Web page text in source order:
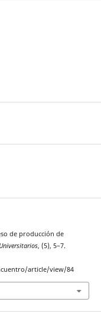
de producción de
, (5), 5–7.
article/view/84